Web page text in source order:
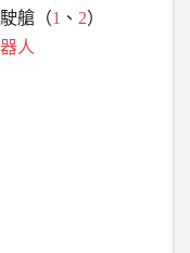
艙（1 、 2）
人